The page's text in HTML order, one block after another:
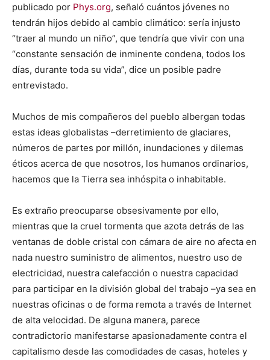
publicado por Phys.org, señaló cuántos jóvenes no
tendrán hijos debido al cambio climático: sería injusto
“traer al mundo un niño”, que tendría que vivir con una
“constante sensación de inminente condena, todos los
días, durante toda su vida”, dice un posible padre
entrevistado.
Muchos de mis compañeros del pueblo albergan todas
estas ideas globalistas –derretimiento de glaciares,
números de partes por millón, inundaciones y dilemas
éticos acerca de que nosotros, los humanos ordinarios,
hacemos que la Tierra sea inhóspita o inhabitable.
Es extraño preocuparse obsesivamente por ello,
mientras que la cruel tormenta que azota detrás de las
ventanas de doble cristal con cámara de aire no afecta en
nada nuestro suministro de alimentos, nuestro uso de
electricidad, nuestra calefacción o nuestra capacidad
para participar en la división global del trabajo –ya sea en
nuestras oficinas o de forma remota a través de Internet
de alta velocidad. De alguna manera, parece
contradictorio manifestarse apasionadamente contra el
capitalismo desde las comodidades de casas, hoteles y